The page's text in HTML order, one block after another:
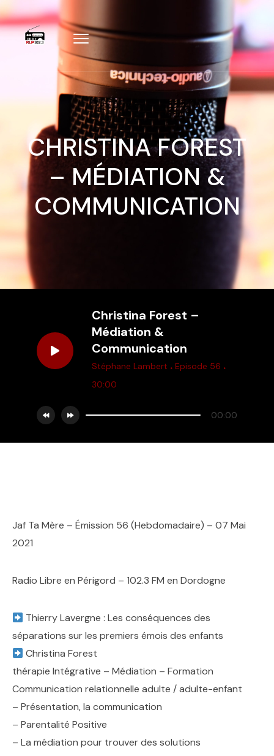
CHRISTINA FOREST
– MÉDIATION &
COMMUNICATION
Christina Forest –
Médiation &
Communication
Stéphane Lambert . Episode 56 .
30:00
00:00
Jaf Ta Mère – Émission 56 (Hebdomadaire) – 07 Mai
2021
Radio Libre en Périgord – 102.3 FM en Dordogne
Thierry Lavergne : Les conséquences des
séparations sur les premiers émois des enfants
Christina Forest
thérapie Intégrative – Médiation – Formation
‍‍Communication relationnelle adulte / adulte-enfant
– Présentation, la communication
– Parentalité Positive
– La médiation pour trouver des solutions